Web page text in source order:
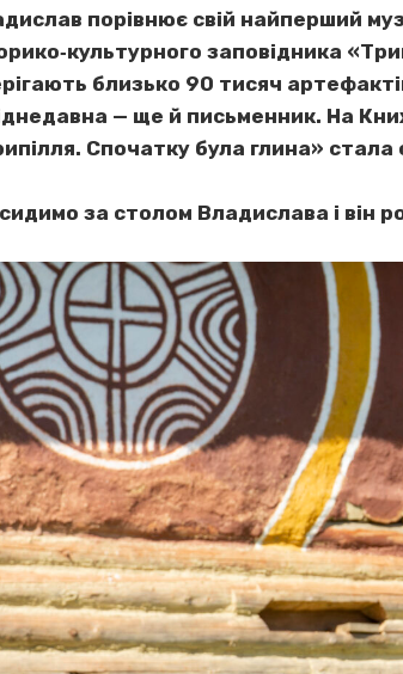
порівнює свій найперший
заповідника
близько 90 тисяч
— ще й письменник. На
Спочатку була глина»
за столом Владислава і він